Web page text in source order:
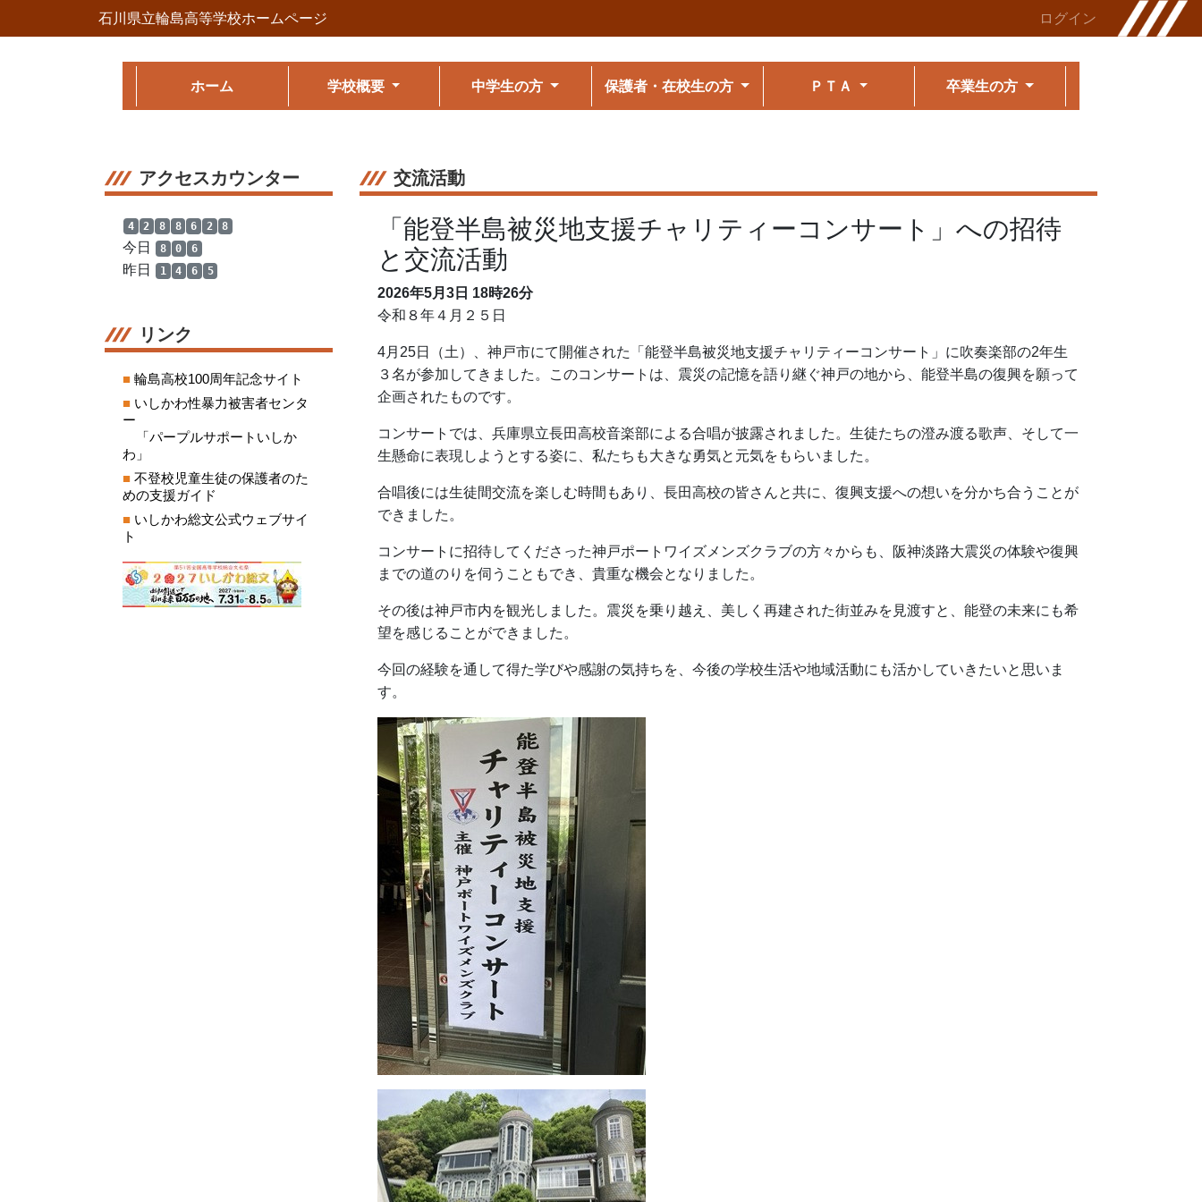
石川県立輪島高等学校ホームページ ログイン
ホーム 学校概要 中学生の方 保護者・在校生の方 ＰＴＡ 卒業生の方
アクセスカウンター
4 2 8 8 6 2 8
今日 8 0 6
昨日 1 4 6 5
リンク
■ 輪島高校100周年記念サイト
■ いしかわ性暴力被害者センタ
ー
「パープルサポートいしか
わ」
■ 不登校児童生徒の保護者のた
めの支援ガイド
■ いしかわ総文公式ウェブサイ
ト
交流活動
「能登半島被災地支援チャリティーコンサート」への招待
と交流活動
2026年5月3日 18時26分
令和８年４月２５日
4月25日（土）、神戸市にて開催された「能登半島被災地支援チャリティーコンサート」に吹奏楽部の2年生
３名が参加してきました。このコンサートは、震災の記憶を語り継ぐ神戸の地から、能登半島の復興を願って
企画されたものです。
コンサートでは、兵庫県立長田高校音楽部による合唱が披露されました。生徒たちの澄み渡る歌声、そして一
生懸命に表現しようとする姿に、私たちも大きな勇気と元気をもらいました。
合唱後には生徒間交流を楽しむ時間もあり、長田高校の皆さんと共に、復興支援への想いを分かち合うことが
できました。
コンサートに招待してくださった神戸ポートワイズメンズクラブの方々からも、阪神淡路大震災の体験や復興
までの道のりを伺うこともでき、貴重な機会となりました。
その後は神戸市内を観光し ました。震災を乗り越え、美しく再建された街並みを見渡すと、能登の未来にも希
望を感じることができました。
今回の経験を通して得た学びや感謝の気持ちを、今後の学校生活や地域活動にも活かしていきたいと思いま
す。